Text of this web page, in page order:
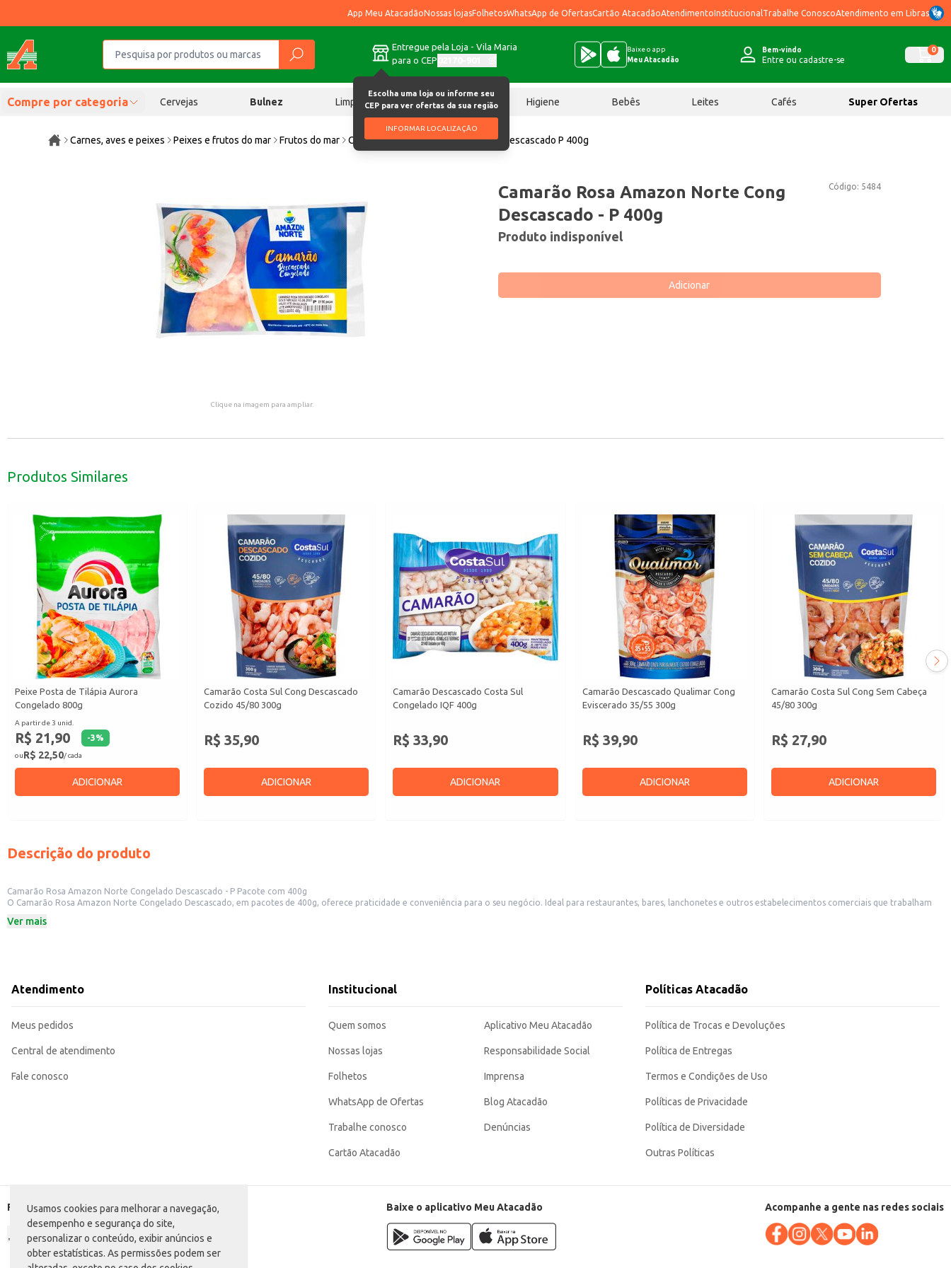
Usamos cookies para melhorar a navegação,
desempenho e segurança do site,
personalizar o conteúdo, exibir anúncios e
obter estatísticas. As permissões podem ser
App Meu AtacadãoNossas lojasFolhetosWhatsApp de OfertasCartão AtacadãoAtendimentoInstitucional Trabalhe ConoscoAtendimento em Libras
Entregue pela Loja - Vila Maria
para o CEP
Escolha uma loja ou informe seu
CEP para ver ofertas da sua região
INFORMAR LOCALIZAÇÃO
Baixe o app
Meu Atacadão
Bem-vindo
Entre ou cadastre-se
0
Compre por categoria Cervejas Bulnez Limpeza Chocolates Higiene Bebês Leites Cafés Super Ofertas
Carnes, aves e peixes Peixes e frutos do mar Frutos do mar Camarão Rosa Amazon Norte Cong Descascado P 400g
Clique na imagem para ampliar.
Código: 5484
Camarão Rosa Amazon Norte Cong
Descascado - P 400g
Produto indisponível
Adicionar
Produtos Similares
Peixe Posta de Tilápia Aurora
Congelado 800g
A partir de 3 unid.
R$ 21,90 -3%
ouR$ 22,50/ cada
ADICIONAR
Camarão Costa Sul Cong Descascado
Cozido 45/80 300g
R$ 35,90
ADICIONAR
Camarão Descascado Costa Sul
Congelado IQF 400g
R$ 33,90
ADICIONAR
Camarão Descascado Qualimar Cong
Eviscerado 35/55 300g
R$ 39,90
ADICIONAR
Camarão Costa Sul Cong Sem Cabeça
45/80 300g
R$ 27,90
ADICIONAR
Descrição do produto
Camarão Rosa Amazon Norte Congelado Descascado - P Pacote com 400g
O Camarão Rosa Amazon Norte Congelado Descascado, em pacotes de 400g, oferece praticidade e conveniência para o seu negócio. Ideal para restaurantes, bares, lanchonetes e outros estabelecimentos comerciais que trabalham
Formato:
Ideal para preparo rápido de aperitivos e petiscos.
Pode ser utilizado como ingrediente principal ou complemento em diversos pratos.
gerenciamento de custos.
Ver mais
Atendimento
Meus pedidos
Central de atendimento
Fale conosco
Institucional
Quem somos
Nossas lojas
Folhetos
WhatsApp de Ofertas
Trabalhe conosco
Cartão Atacadão
Aplicativo Meu Atacadão
Responsabilidade Social
Imprensa
Blog Atacadão
Denúncias
Políticas Atacadão
Política de Trocas e Devoluções
Política de Entregas
Termos e Condições de Uso
Políticas de Privacidade
Política de Diversidade
Outras Políticas
Formas de pagamento Baixe o aplicativo Meu Atacadão Acompanhe a gente nas redes sociais